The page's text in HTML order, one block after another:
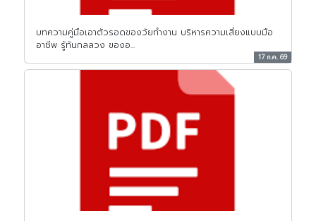
บทความคู่มือเอาตัวรอดของวัยทำงาน บริหารความเสี่ยงแบบมือ
อาชีพ รู้ทันกลลวง ของอ...
17 ก.ค. 69